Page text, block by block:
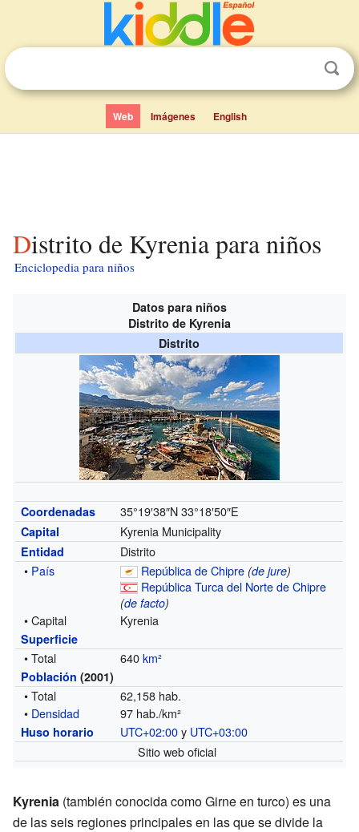
Web Imágenes English
Distrito de Kyrenia para niños
Enciclopedia para niños
Datos para niños
Distrito de Kyrenia
Distrito
Coordenadas 35°19′38″N 33°18′50″E
Capital Kyrenia Municipality
Entidad
Distrito
• País República de Chipre (de jure)
República Turca del Norte de Chipre
(de facto)
• Capital Kyrenia
Superficie
• Total 640km²
Población (2001)
• Total
62,158 hab.
• Densidad 97 hab./km²
Huso horario UTC+02:00y UTC+03:00
Sitio web oficial
Kyrenia (también conocida como Girne en turco) es una
de las seis regiones principales en las que se divide la